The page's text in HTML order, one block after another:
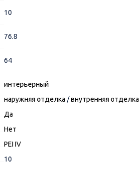
10
76.8
64
интерьерный
наружняя отделка /внутренняя отделка
Да
Нет
PEI IV
10